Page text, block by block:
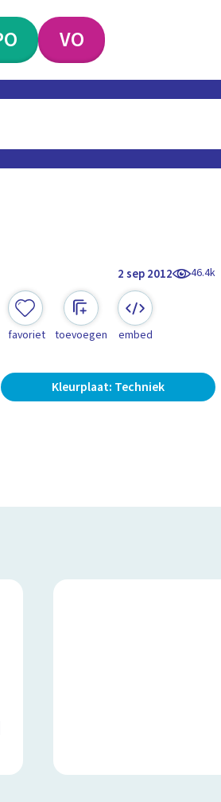
VO
2 sep 2012 46.4k
favoriet toevoegen embed
Kleurplaat: Techniek